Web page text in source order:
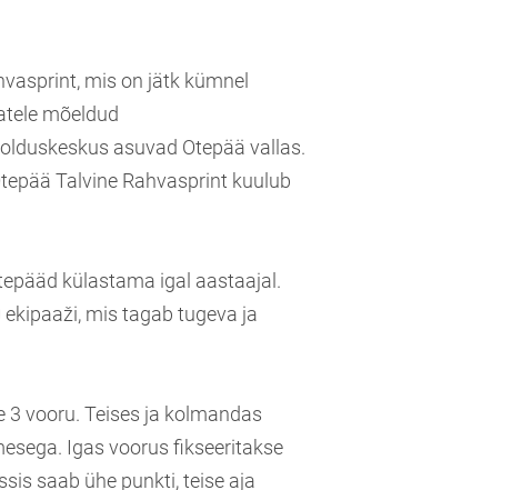
mis on jätk kümnel
mõeldud
asuvad Otepää vallas.
Talvine Rahvasprint kuulub
külastama igal aastaajal.
mis tagab tugeva ja
vooru. Teises ja kolmandas
Igas voorus fikseeritakse
saab ühe punkti, teise aja